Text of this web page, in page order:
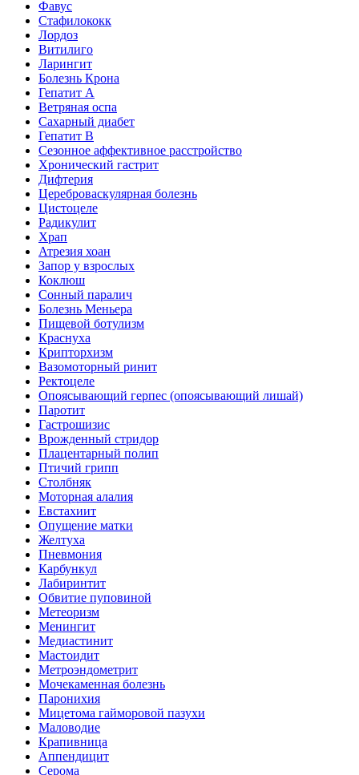
Фавус
Стафилококк
Лордоз
Витилиго
Ларингит
Болезнь Крона
Гепатит A
Ветряная оспа
Сахарный диабет
Гепатит B
Сезонное аффективное расстройство
Хронический гастрит
Дифтерия
Цереброваскулярная болезнь
Цистоцеле
Радикулит
Храп
Атрезия хоан
Запор у взрослых
Коклюш
Сонный паралич
Болезнь Меньера
Пищевой ботулизм
Краснуха
Крипторхизм
Вазомоторный ринит
Ректоцеле
Опоясывающий герпес (опоясывающий лишай)
Паротит
Гастрошизис
Врожденный стридор
Плацентарный полип
Птичий грипп
Столбняк
Моторная алалия
Евстахиит
Опущение матки
Желтуха
Пневмония
Карбункул
Лабиринтит
Обвитие пуповиной
Метеоризм
Менингит
Медиастинит
Мастоидит
Метроэндометрит
Мочекаменная болезнь
Паронихия
Мицетома гайморовой пазухи
Маловодие
Крапивница
Аппендицит
Серома